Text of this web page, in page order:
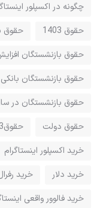
چگونه در اکسپلور
حقوق 1403
حقوق
حقوق بازنشستگان
حقوق بازنشستگان بانکی
حقوق بازنشستگان در
حقوق دولت
حقوق1403
خرید اکسپلور اینستاگرام
خرید دلار
خرید
خرید فالوور واقعی